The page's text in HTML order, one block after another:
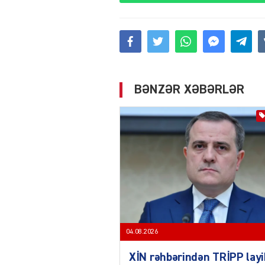
BƏNZƏR XƏBƏRLƏR
04.08.2026
XİN rəhbərindən TRİPP